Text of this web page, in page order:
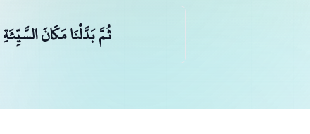
ثُمَّ بَدَّلْنَا مَكَانَ